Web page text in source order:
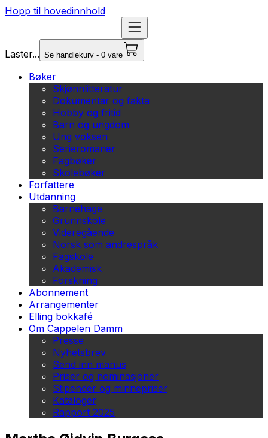
Hopp til hovedinnhold
Laster... Se handlekurv - 0 vare
Bøker
Skjønnlitteratur
Dokumentar og fakta
Hobby og fritid
Barn og ungdom
Ung voksen
Serieromaner
Fagbøker
Skolebøker
Forfattere
Utdanning
Barnehage
Grunnskole
Videregående
Norsk som andrespråk
Fagskole
Akademisk
Forskning
Abonnement
Arrangementer
Elling bokkafé
Om Cappelen Damm
Presse
Nyhetsbrev
Send inn manus
Priser og nominasjoner
Stipender og minnepriser
Kataloger
Rapport 2025